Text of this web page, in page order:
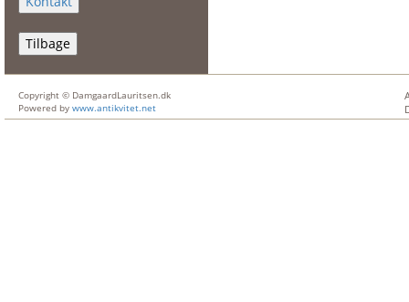
Tilbage
Copyright © DamgaardLauritsen.dk
Powered by www.antikvitet.net